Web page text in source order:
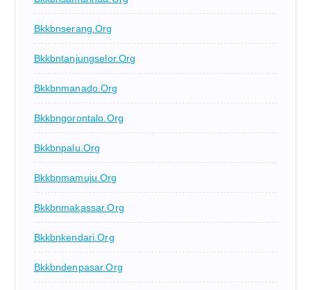
Bkkbnserang.org
Bkkbntanjungselor.org
Bkkbnmanado.org
Bkkbngorontalo.org
Bkkbnpalu.org
Bkkbnmamuju.org
Bkkbnmakassar.org
Bkkbnkendari.org
Bkkbndenpasar.org